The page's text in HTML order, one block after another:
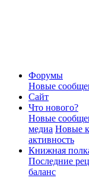
Форумы
Новые
Сайт
Что нового?
Новые
медиа Новые
активность
Книжная
Последние
баланс